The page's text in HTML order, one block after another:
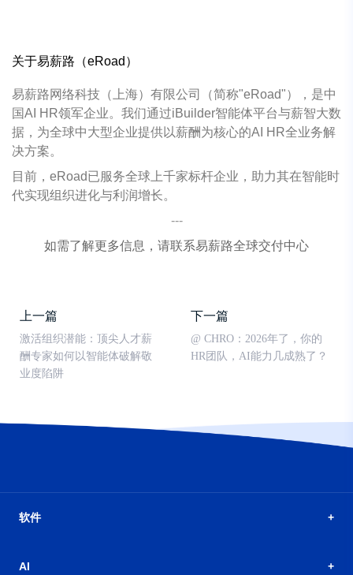
关于易薪路（eRoad ）
易薪路网络科技（上海）有限公司（简称"eRoad"），是中
国AI HR领军企业。我们通过iBuilder智能体平台与薪智大数
据，为全球中大型企业提供以薪酬为核心的AI HR全业务解
决方案。
目前，eRoad已服务全球上千家标杆企业，助力其在智能时
代实现组织进化与利润增长。
---
如需了解更多信息，请联系易薪路全球交付中心
上一篇
激活组织潜能：顶尖人才薪
酬专家如何以智能体破解敬
业度陷阱
下一篇
@ CHRO：2026年了，你的
HR团队，AI能力几成熟了？
软件
AI